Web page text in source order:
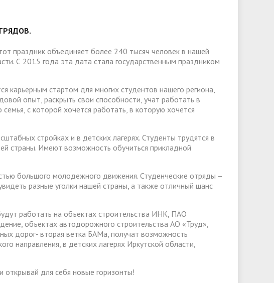
Организация питания в
работа
Международное сотрудничество
сотрудников и обучающихся по
вопросам коронавирусной
инфекции и организации
из
и Брянской
Запорожской области и
Херсонской области
на целевое
Дополнительный прием
праздник объединяет более 240 тысяч человек в нашей
С 2015 года эта дата стала государственным праздником
карьерным стартом для многих студентов нашего региона,
опыт, раскрыть свои способности, учат работать в
с которой хочется работать, в которую хочется
стройках и в детских лагерях. Студенты трудятся в
страны. Имеют возможность обучиться прикладной
большого молодежного движения. Студенческие отряды –
разные уголки нашей страны, а также отличный шанс
работать на объектах строительства ИНК, ПАО
объектах автодорожного строительства АО «Труд»,
дорог- вторая ветка БАМа, получат возможность
направления, в детских лагерях Иркутской области,
открывай для себя новые горизонты!